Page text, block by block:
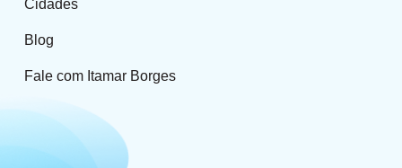
Cidades
Blog
Fale com Itamar Borges